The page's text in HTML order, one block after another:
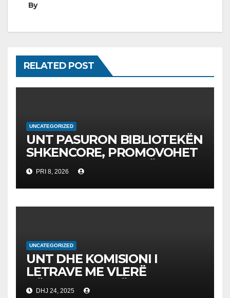
By
RELATED POST
UNCATEGORIZED
UNT PASURON BIBLIOTEKËN
SHKENCORE, PROMOVOHET
LIBRI SHKENCAT E TË
DHËNAVE, NGA PROF. DR.
BEKIM FETAJI
PRI 8, 2026
UNCATEGORIZED
UNT DHE KOMISIONI I
LETRAVE ME VLERË
NËNSHKRUAJNË
DHJ 24, 2025